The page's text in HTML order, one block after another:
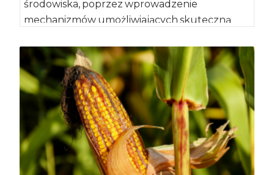
środowiska, poprzez wprowadzenie
mechanizmów umożliwiających skuteczną
GMO – zakłada znowelizowana […]